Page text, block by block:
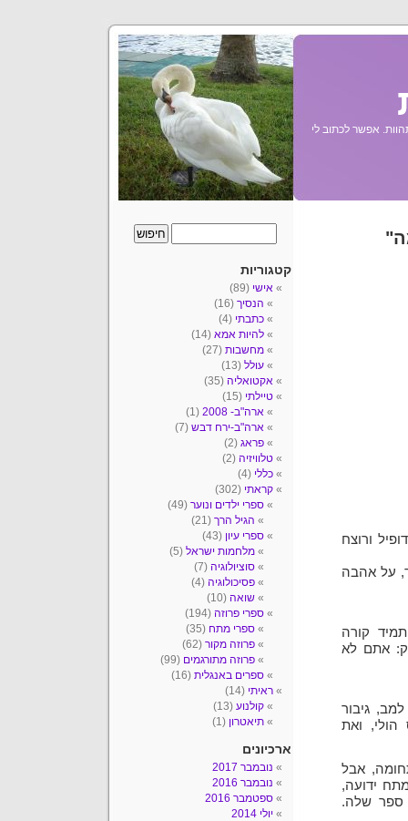
אפשר לכתוב לי
ורוצח
על אהבה
קורה
אתם לא
גיבור
ואת
אבל
ידועה,
ספר שלה.
קטגוריות
אישי (89)
הנסיך (16)
כתבתי (4)
להיות אמא (14)
מחשבות (27)
עולל (13)
אקטואליה (35)
טיילתי (15)
ארה"ב- 2008
(1)
ארה"ב-ירח דבש (7)
פראג (2)
טלוויזיה (2)
כללי (4)
קראתי (302)
ספרי ילדים ונוער (49)
הגיל הרך (21)
ספרי עיון (43)
מלחמות ישראל (5)
סוציולוגיה (7)
פסיכולוגיה (4)
שואה (10)
ספרי פרוזה (194)
ספרי מתח (35)
פרוזה מקור (62)
פרוזה מתורגמים (99)
ספרים באנגלית (16)
ראיתי (14)
קולנוע (13)
תיאטרון (1)
ארכיונים
נובמבר 2017
נובמבר 2016
ספטמבר 2016
יולי 2014